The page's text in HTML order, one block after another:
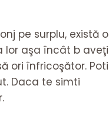
pe surplu, există o
aşa încât b aveţi
ori înfricoşător. Poti
Daca te simti